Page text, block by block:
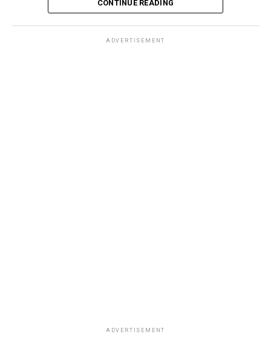
CONTINUE READING
ADVERTISEMENT
ADVERTISEMENT